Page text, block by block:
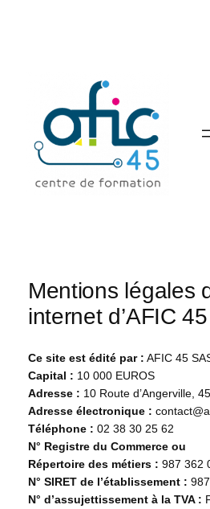
Mentions légales
internet d’AFIC
Ce site est édité par : AFIC 45
Capital : 10 000 EUROS
Adresse : 10 Route d’Angerville,
Adresse électronique :
Téléphone : 02 38 30 25 62
N° Registre du Commerce ou
Répertoire des métiers : 987 362
N° SIRET de l’établissement :
N° d’assujettissement à la TVA :